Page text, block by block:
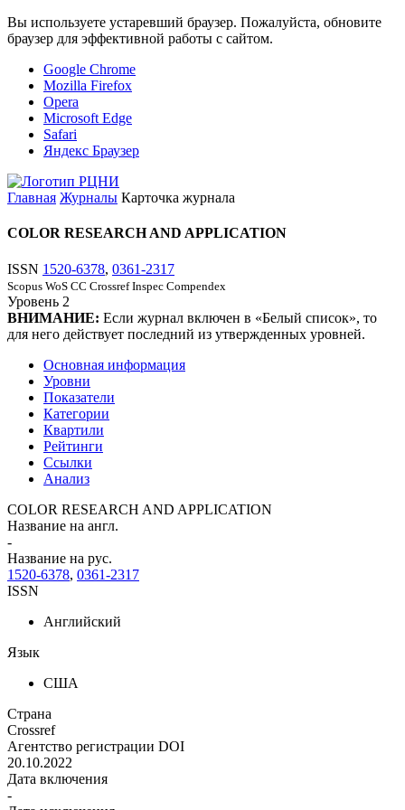
Вы используете устаревший браузер. Пожалуйста, обновите
браузер для эффективной работы с сайтом.
Google Chrome
Mozilla Firefox
Opera
Microsoft Edge
Safari
Яндекс Браузер
Главная Журналы Карточка журнала
COLOR RESEARCH AND APPLICATION
ISSN 1520-6378, 0361-2317
Scopus WoS CC Crossref Inspec Compendex
Уровень 2
ВНИМАНИЕ: Если журнал включен в «Белый список», то
для него действует последний из утвержденных уровней.
Основная информация
Уровни
Показатели
Категории
Квартили
Рейтинги
Ссылки
Анализ
COLOR RESEARCH AND APPLICATION
Название на англ.
-
Название на рус.
1520-6378, 0361-2317
ISSN
Английский
Язык
США
Страна
Crossref
Агентство регистрации DOI
20.10.2022
Дата включения
-